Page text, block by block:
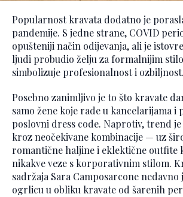
Popularnost kravata dodatno je
pandemije. S jedne strane, COVID
opušteniji način odijevanja, ali je
ljudi probudio želju za formalnijim
simbolizuje profesionalnost i ozbiljnost.
Posebno zanimljivo je to što kravate
samo žene koje rade u kancelarijama i
poslovni dress code. Naprotiv, trend
kroz neočekivane kombinacije — uz
romantične haljine i eklektične outfite
nikakve veze s korporativnim stilom.
sadržaja Sara Camposarcone nedavno
ogrlicu u obliku kravate od šarenih